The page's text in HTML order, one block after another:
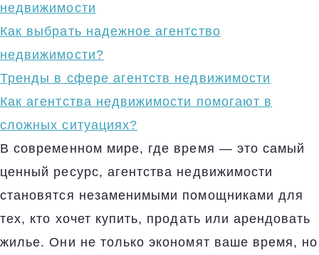
недвижимости
Как выбрать надежное агентство
недвижимости?
Тренды в сфере агентств недвижимости
Как агентства недвижимости помогают в
сложных ситуациях?
В современном мире, где время — это самый
ценный ресурс, агентства недвижимости
становятся незаменимыми помощниками для
тех, кто хочет купить, продать или арендовать
жилье. Они не только экономят ваше время, но